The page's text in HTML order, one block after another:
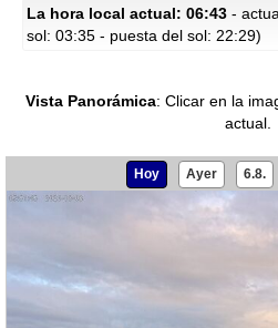
La hora local actual: 06:43 -
sol: 03:35 - puesta del sol: 22:29)
Vista Panorámica: Clicar en la
actual.
Hoy Ayer 6.8.